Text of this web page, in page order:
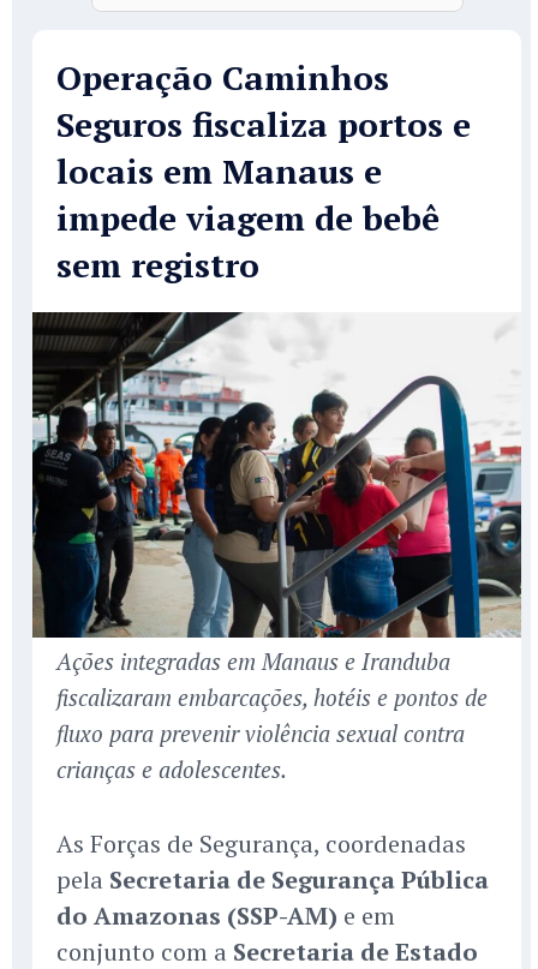
Operação Caminhos
Seguros fiscaliza portos e
locais em Manaus e
impede viagem de bebê
sem registro
Ações integradas em Manaus e Iranduba
fiscalizaram embarcações, hotéis e pontos de
fluxo para prevenir violência sexual contra
crianças e adolescentes.
As Forças de Segurança, coordenadas
pela Secretaria de Segurança Pública
do Amazonas (SSP-AM) e em
conjunto com a Secretaria de Estado